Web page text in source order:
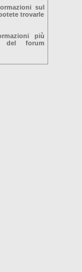
sul
trovarle
più
del forum